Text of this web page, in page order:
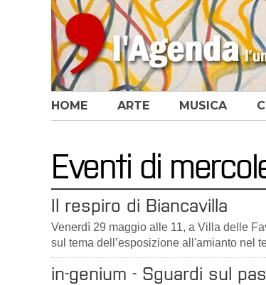
HOME ARTE MUSICA
Eventi di
Il respiro di Biancavilla
Venerdì 29 maggio alle 11, a Villa delle
sul tema dell’esposizione all'amianto nel
in-genium - Sguardi sul